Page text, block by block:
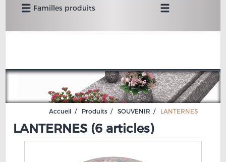
Familles produits
Navigation
Accueil Produits SOUVENIR LANTERNES
LANTERNES (6 articles)